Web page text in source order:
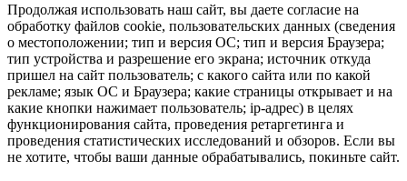
Продолжая использовать наш сайт, вы даете согласие на
обработку файлов cookie, пользовательских данных (сведения
о местоположении; тип и версия ОС; тип и версия Браузера;
тип устройства и разрешение его экрана; источник откуда
пришел на сайт пользователь; с какого сайта или по какой
рекламе; язык ОС и Браузера; какие страницы открывает и на
какие кнопки нажимает пользователь; ip-адрес) в целях
функционирования сайта, проведения ретаргетинга и
проведения статистических исследований и обзоров. Если вы
не хотите, чтобы ваши данные обрабатывались, покиньте сайт.